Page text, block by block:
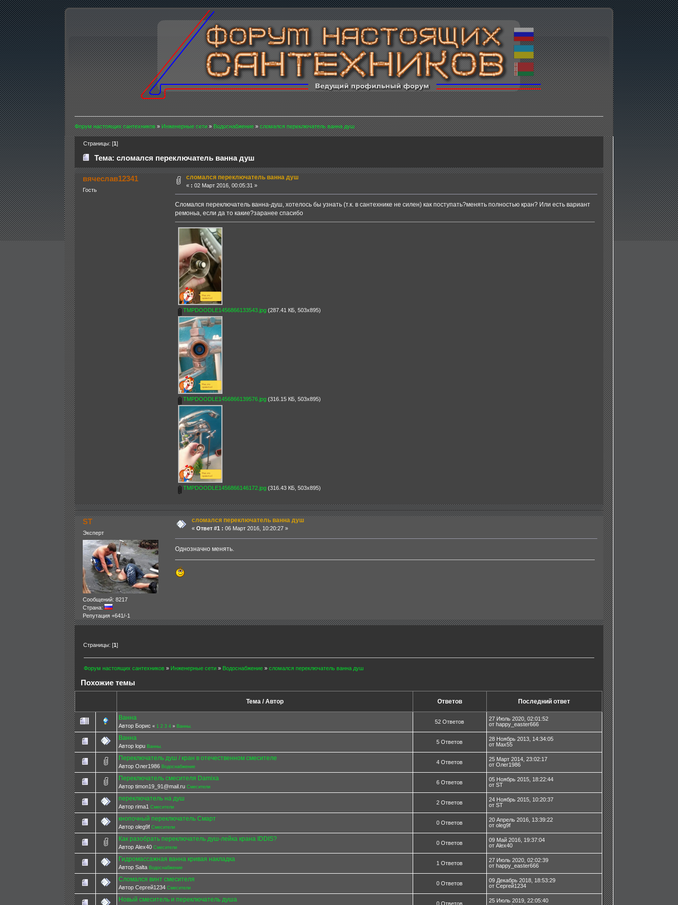
Форум настоящих сантехников»Инженерные сети»Водоснабжение»сломался переключатель ванна душ
Страницы: [1]
Тема: сломался переключатель ванна душ
вячеслав12341
Гость
сломался переключатель ванна душ
« : 02 Март 2016, 00:05:31 »
Сломался переключатель ванна-душ, хотелось бы узнать (т.к. в сантехнике не силен) как поступать?менять полностью кран? Или есть вариант
ремоньа, если да то какие?заранее спасибо
TMPDOODLE1456866133543.jpg(287.41 КБ, 503x895)
TMPDOODLE1456866139576.jpg(316.15 КБ, 503x895)
TMPDOODLE1456866146172.jpg(316.43 КБ, 503x895)
ST
Эксперт
Сообщений: 8217
Страна:
Репутация +641/-1
сломался переключатель ванна душ
« Ответ #1 : 06 Март 2016, 10:20:27 »
Однозначно менять.
Страницы: [1]
Форум настоящих сантехников » Инженерные сети » Водоснабжение »сломался переключатель ванна душ
Похожие темы
Тема / Автор Ответов Последний ответ
Ванна
Автор Борис « 1 2 3 4» Ванны.
52 Ответов
27 Июль 2020, 02:01:52
от happy_easter666
Ванна
Автор lopu Ванны.
5 Ответов
28 Ноябрь 2013, 14:34:05
от Max55
Переключатель душ / кран в отечественном смесителе
Автор Олег1986 Водоснабжение
4 Ответов
25 Март 2014, 23:02:17
от Олег1986
Переключатель смесителя Damixa
Автор timon19_91@mail.ru Смесители
6 Ответов
05 Ноябрь 2015, 18:22:44
от ST
переключатель на душ
Автор rima1 Смесители
2 Ответов
24 Ноябрь 2015, 10:20:37
от ST
кнопочный переключатель Смарт
Автор oleg9f Смесители
0 Ответов
20 Апрель 2016, 13:39:22
от oleg9f
Как разобрать переключатель душ-лейка крана IDDIS?
Автор Alex40 Смесители
0 Ответов
09 Май 2016, 19:37:04
от Alex40
Гидромассажная ванна кривая накладка
Автор Salta Водоснабжение
1 Ответов
27 Июль 2020, 02:02:39
от happy_easter666
Сломался винт смесителя
Автор Сергей1234 Смесители
0 Ответов
09 Декабрь 2018, 18:53:29
от Сергей1234
Новый смеситель и переключатель душа
0 Ответов
25 Июль 2019, 22:05:40